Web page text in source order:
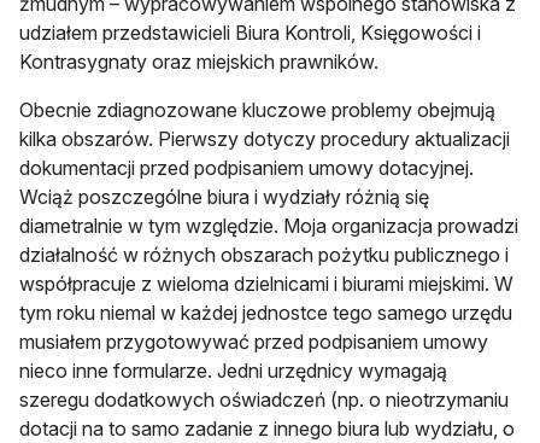
udziałem przedstawicieli Biura Kontroli, Księgowości i
Kontrasygnaty oraz miejskich prawników.
Obecnie zdiagnozowane kluczowe problemy obejmują
kilka obszarów. Pierwszy dotyczy procedury aktualizacji
dokumentacji przed podpisaniem umowy dotacyjnej.
Wciąż poszczególne biura i wydziały różnią się
diametralnie w tym względzie. Moja organizacja prowadzi
działalność w różnych obszarach pożytku publicznego i
współpracuje z wieloma dzielnicami i biurami miejskimi. W
tym roku niemal w każdej jednostce tego samego urzędu
musiałem przygotowywać przed podpisaniem umowy
nieco inne formularze. Jedni urzędnicy wymagają
szeregu dodatkowych oświadczeń (np. o nieotrzymaniu
dotacji na to samo zadanie z innego biura lub wydziału, o